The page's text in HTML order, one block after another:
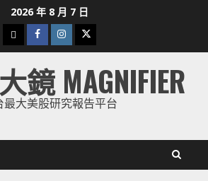
2026 年 8 月 7 日
下
載
美
股
Facebook
Instagram
Twitter
鏡 MAGNIFIER
最大美股研究報告平台